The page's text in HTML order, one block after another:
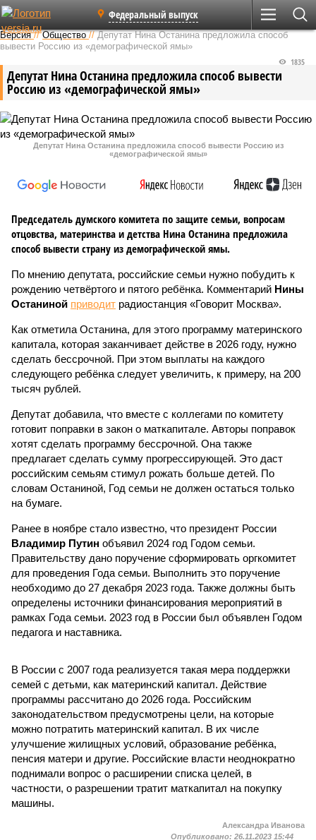
Федеральный выпуск
Версия //Общество //Депутат Нина Останина предложила способ
вывести Россию из «демографической ямы»
Депутат Нина Останина предложила способ вывести
Россию из «демографической ямы»
1835
Депутат Нина Останина предложила способ вывести Россию из
«демографической ямы»
Председатель думского комитета по защите семьи, вопросам
отцовства, материнства и детства Нина Останина предложила
способ вывести страну из демографической ямы.
По мнению депутата, российские семьи нужно побудить к
рождению четвёртого и пятого ребёнка. Комментарий Нины
Останиной приводит радиостанция «Говорит Москва».
Как отметила Останина, для этого программу материнского
капитала, которая заканчивает действе в 2026 году, нужно
сделать бессрочной. При этом выплаты на каждого
следующего ребёнка следует увеличить, к примеру, на 200
тысяч рублей.
Депутат добавила, что вместе с коллегами по комитету
готовит поправки в закон о маткапитале. Авторы поправок
хотят сделать программу бессрочной. Она также
предлагает сделать сумму прогрессирующей. Это даст
российским семьям стимул рожать больше детей. По
словам Останиной, Год семьи не должен остаться только
на бумаге.
Ранее в ноябре стало известно, что президент России
Владимир Путин объявил 2024 год Годом семьи.
Правительству дано поручение сформировать оргкомитет
для проведения Года семьи. Выполнить это поручение
необходимо до 27 декабря 2023 года. Также должны быть
определены источники финансирования мероприятий в
рамках Года семьи. 2023 год в России был объявлен Годом
педагога и наставника.
В России с 2007 года реализуется такая мера поддержки
семей с детьми, как материнский капитал. Действие
программы рассчитано до 2026 года. Российским
законодательством предусмотрены цели, на которые
можно потратить материнский капитал. В их числе
улучшение жилищных условий, образование ребёнка,
пенсия матери и другие. Российские власти неоднократно
поднимали вопрос о расширении списка целей, в
частности, о разрешении тратит маткапитал на покупку
машины.
Александра Иванова
Опубликовано: 26.11.2023 15:44